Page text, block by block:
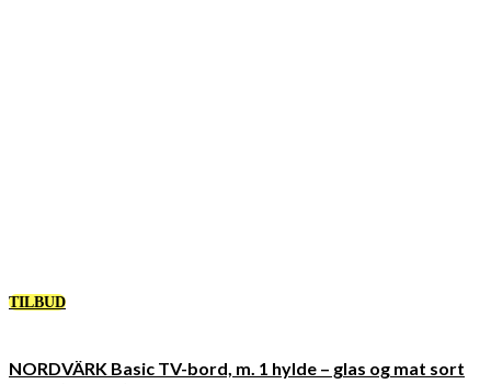
TILBUD
NORDVÄRK Basic TV-bord, m. 1 hylde – glas og mat sort